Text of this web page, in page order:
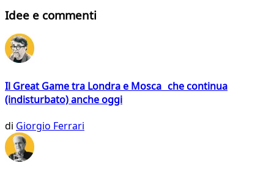
Idee e commenti
Il Great Game tra Londra e Mosca che continua
(indisturbato) anche oggi
di Giorgio Ferrari